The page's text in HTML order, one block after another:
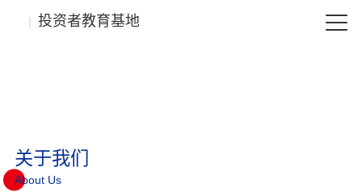
投资者教育基地
关于我们
About Us